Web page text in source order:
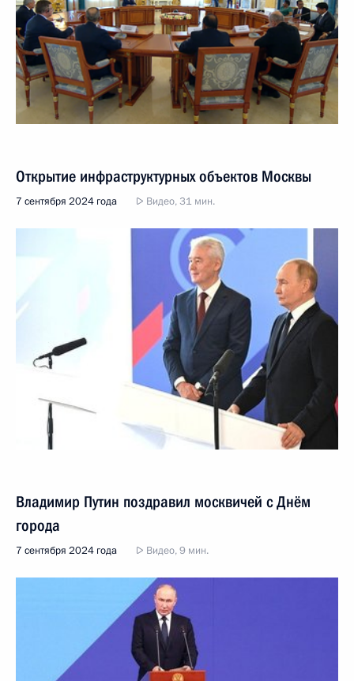
Открытие инфраструктурных объектов Москвы
7 сентября 2024 года Видео, 31 мин.
Владимир Путин поздравил москвичей с Днём
города
7 сентября 2024 года Видео, 9 мин.